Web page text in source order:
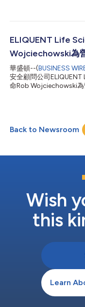
生命週期的各個階段提
風險管理解決方案聞名
法以及營運擴展能力，
台，為客戶帶來優秀的
前，ELIQUENT已於最
Shelley Gandhi。
瞭解監管要求，對幫助
鍵。ELIQUENT對
ELIQUENT Life
Wojciechowski為
華盛頓--(BUSINESS
安全顧問公司
命Rob Wojciechowski
表示：「Rob在打造顧
ELIQUENT對於提供創
求的承諾不謀而合。」
略顧問和全球業務發展
圍的擴大，同時確保法
在加入ELIQUENT之前
Back to Newsroom
Wish
this
Learn